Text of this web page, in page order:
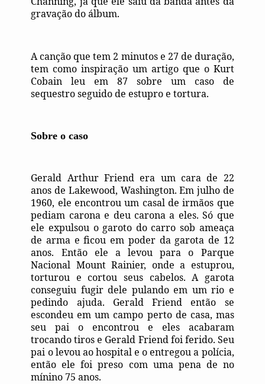
gravação do álbum.
A canção que tem 2 minutos e 27 de duração,
tem como inspiração um artigo que o Kurt
Cobain leu em 87 sobre um caso de
sequestro seguido de estupro e tortura.
Sobre o caso
Gerald Arthur Friend era um cara de 22
anos de Lakewood, Washington. Em julho de
1960, ele encontrou um casal de irmãos que
pediam carona e deu carona a eles. Só que
ele expulsou o garoto do carro sob ameaça
de arma e ficou em poder da garota de 12
anos. Então ele a levou para o Parque
Nacional Mount Rainier, onde a estuprou,
torturou e cortou seus cabelos. A garota
conseguiu fugir dele pulando em um rio e
pedindo ajuda. Gerald Friend então se
escondeu em um campo perto de casa, mas
seu pai o encontrou e eles acabaram
trocando tiros e Gerald Friend foi ferido. Seu
pai o levou ao hospital e o entregou a polícia,
então ele foi preso com uma pena de no
mínino 75 anos.